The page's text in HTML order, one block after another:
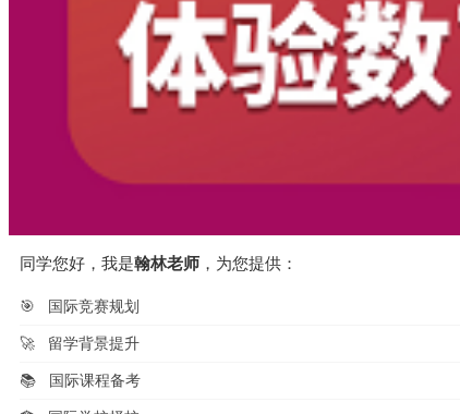
同学您好，我是翰林老师 ，为您提供：
🎯 国际竞赛规划
🚀 留学背景提升
📚 国际课程备考